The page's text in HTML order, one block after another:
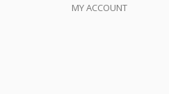
MY ACCOUNT